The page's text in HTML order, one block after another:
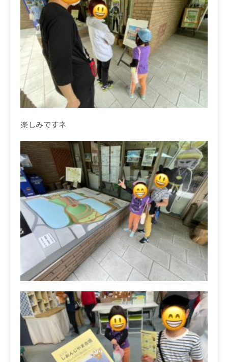
楽しみですネ